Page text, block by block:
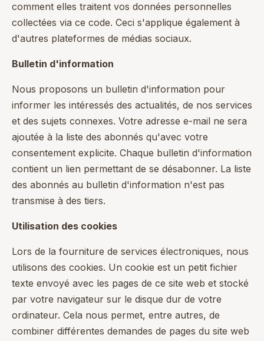
comment elles traitent vos données personnelles
collectées via ce code. Ceci s'applique également à
d'autres plateformes de médias sociaux.
Bulletin d'information
Nous proposons un bulletin d'information pour
informer les intéressés des actualités, de nos services
et des sujets connexes. Votre adresse e-mail ne sera
ajoutée à la liste des abonnés qu'avec votre
consentement explicite. Chaque bulletin d'information
contient un lien permettant de se désabonner. La liste
des abonnés au bulletin d'information n'est pas
transmise à des tiers.
Utilisation des cookies
Lors de la fourniture de services électroniques, nous
utilisons des cookies. Un cookie est un petit fichier
texte envoyé avec les pages de ce site web et stocké
par votre navigateur sur le disque dur de votre
ordinateur. Cela nous permet, entre autres, de
combiner différentes demandes de pages du site web